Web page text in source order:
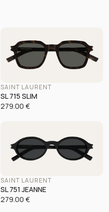
SAINT LAURENT
SL 715 SLIM
279.00 €
SAINT LAURENT
SL 751 JEANNE
279.00 €